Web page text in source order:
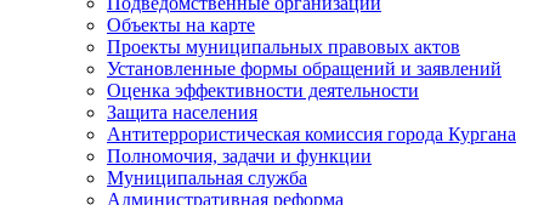
Объекты на карте
Проекты муниципальных правовых актов
Установленные формы обращений и заявлений
Оценка эффективности деятельности
Защита населения
Антитеррористическая комиссия города Кургана
Полномочия, задачи и функции
Муниципальная служба
Административная реформа